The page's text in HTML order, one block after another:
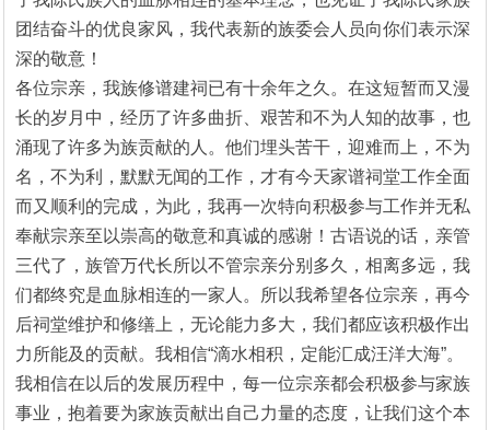
团结奋斗的优良家风，我代表新的族委会人员向你们表示深
深的敬意！
各位宗亲，我族修谱建祠已有十余年之久。在这短暂而又漫
长的岁月中，经历了许多曲折、艰苦和不为人知的故事，也
涌现了许多为族贡献的人。他们埋头苦干，迎难而上，不为
名，不为利，默默无闻的工作，才有今天家谱祠堂工作全面
而又顺利的完成，为此，我再一次特向积极参与工作并无私
奉献宗亲至以崇高的敬意和真诚的感谢！古语说的话，亲管
三代了，族管万代长所以不管宗亲分别多久，相离多远，我
们都终究是血脉相连的一家人。所以我希望各位宗亲，再今
后祠堂维护和修缮上，无论能力多大，我们都应该积极作出
力所能及的贡献。我相信“滴水相积，定能汇成汪洋大海”。
我相信在以后的发展历程中，每一位宗亲都会积极参与家族
事业，抱着要为家族贡献出自己力量的态度，让我们这个本